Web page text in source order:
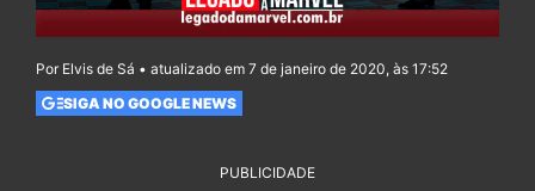
Por Elvis de Sá • atualizado em 7 de janeiro de 2020, às 17:52
SIGA NO GOOGLE NEWS
PUBLICIDADE